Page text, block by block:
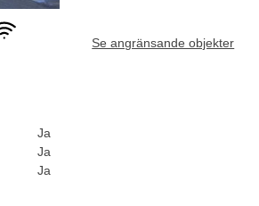
Ja
Ja
Ja
Se angränsande objekter